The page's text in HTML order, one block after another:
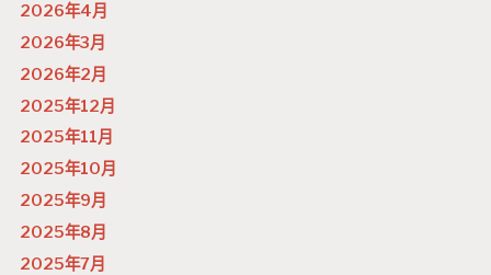
2026年4月
2026年3月
2026年2月
2025年12月
2025年11月
2025年10月
2025年9月
2025年8月
2025年7月